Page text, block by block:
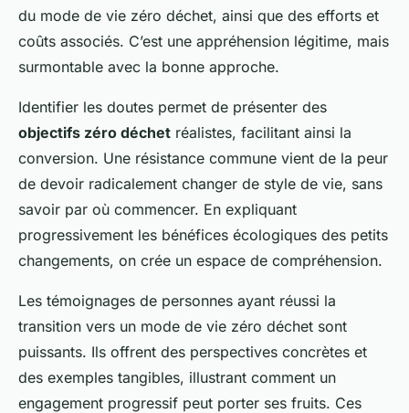
du mode de vie zéro déchet, ainsi que des efforts et
coûts associés. C’est une appréhension légitime, mais
surmontable avec la bonne approche.
Identifier les doutes permet de présenter des
objectifs zéro déchet réalistes, facilitant ainsi la
conversion. Une résistance commune vient de la peur
de devoir radicalement changer de style de vie, sans
savoir par où commencer. En expliquant
progressivement les bénéfices écologiques des petits
changements, on crée un espace de compréhension.
Les témoignages de personnes ayant réussi la
transition vers un mode de vie zéro déchet sont
puissants. Ils offrent des perspectives concrètes et
des exemples tangibles, illustrant comment un
engagement progressif peut porter ses fruits. Ces